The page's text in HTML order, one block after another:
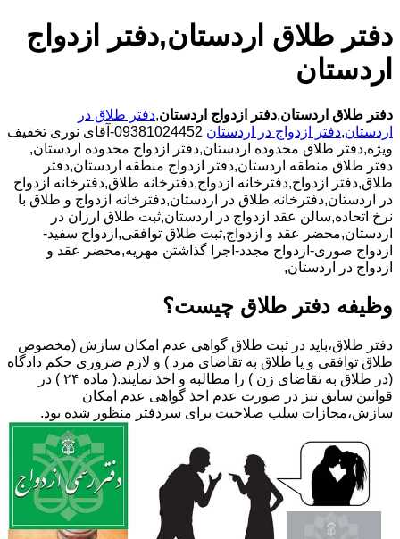
دفتر طلاق اردستان,دفتر ازدواج
اردستان
دفتر طلاق اردستان,دفتر ازدواج اردستان,دفتر طلاق در
اردستان,دفتر ازدواج در اردستان
09381024452-آقای نوری تخفیف
ویژه,دفتر طلاق محدوده اردستان,دفتر ازدواج محدوده اردستان,
دفتر طلاق منطقه اردستان,دفتر ازدواج منطقه اردستان,دفتر
طلاق,دفتر ازدواج,دفترخانه ازدواج,دفترخانه طلاق,دفترخانه ازدواج
در اردستان,دفترخانه طلاق در اردستان,دفترخانه ازدواج و طلاق با
نرخ اتحاده,سالن عقد ازدواج در اردستان,ثبت طلاق ارزان در
اردستان,محضر عقد و ازدواج,ثبت طلاق توافقی,ازدواج سفید-
ازدواج صوری-ازدواج مجدد-اجرا گذاشتن مهریه,محضر عقد و
ازدواج در اردستان,
وظیفه دفتر طلاق چیست؟
دفتر طلاق،باید در ثبت طلاق گواهی عدم امکان سازش (مخصوص
طلاق توافقی و یا طلاق به تقاضای مرد ) و لازم ضروری حکم دادگاه
(در طلاق به تقاضای زن ) را مطالبه و اخذ نمایند.( ماده ۲۴ ) در
قوانین سابق نیز در صورت عدم اخذ گواهی عدم امکان
سازش،مجازات سلب صلاحیت برای سردفتر منظور شده بود.